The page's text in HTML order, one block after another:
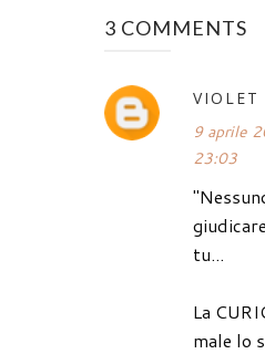
3 COMMENTS
VIOLET
9 aprile
23:03
tu...
La
male lo